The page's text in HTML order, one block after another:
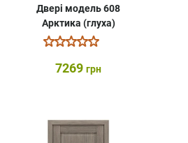
Двері модель 608
Арктика (глуха)
7269 грн